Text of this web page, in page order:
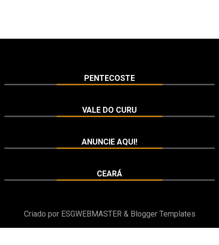
PENTECOSTE
VALE DO CURU
ANUNCIE AQUI!
CEARÁ
Criado por ESGWEBMASTER& Blogger Templates